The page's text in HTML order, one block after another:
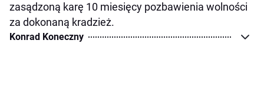
zasądzoną karę 10 miesięcy pozbawienia wolności
za dokonaną kradzież.
Konrad Koneczny